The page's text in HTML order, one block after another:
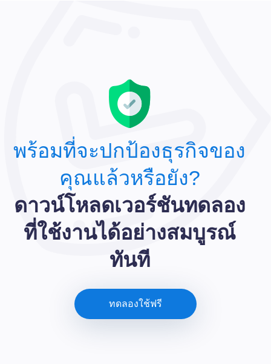
พร้อมที่จะปกป้องธุรกิจของ
คุณแล้วหรือยัง?
ดาวน์โหลดเวอร์ชันทดลอง
ที่ใช้งานได้อย่างสมบูรณ์
ทันที
ทดลองใช้ฟรี